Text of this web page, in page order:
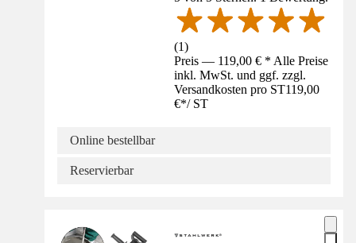
(1)
Preis — 119,00 € * Alle Preise
inkl. MwSt. und ggf. zzgl.
Versandkosten pro ST119,00
€*/ ST
Online bestellbar
Reservierbar